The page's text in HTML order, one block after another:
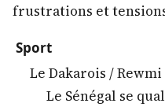
frustrations et
Sport
Le Dakarois /
Le Sénégal se